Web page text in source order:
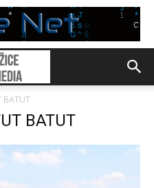
BATUT
BATUT